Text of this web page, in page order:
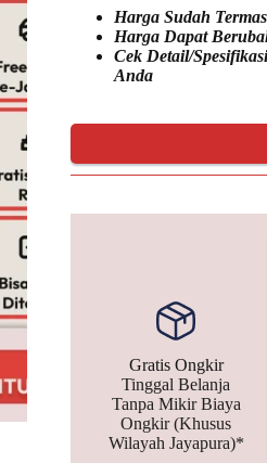
Harga Sudah
Harga Dapat
Cek Detail/
Anda
Gratis Ongkir
Tinggal Belanja
Tanpa Mikir Biaya
Ongkir (Khusus
Wilayah Jayapura)*